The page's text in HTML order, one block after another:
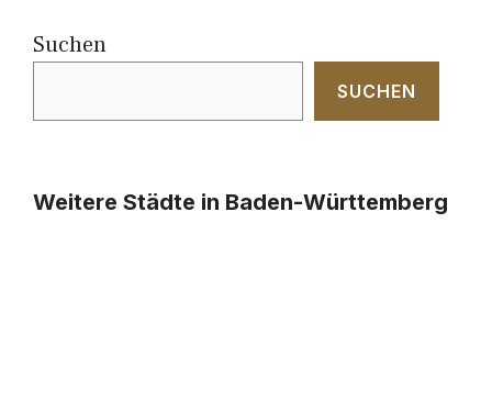
Suchen
SUCHEN
Weitere Städte in Baden-Württemberg